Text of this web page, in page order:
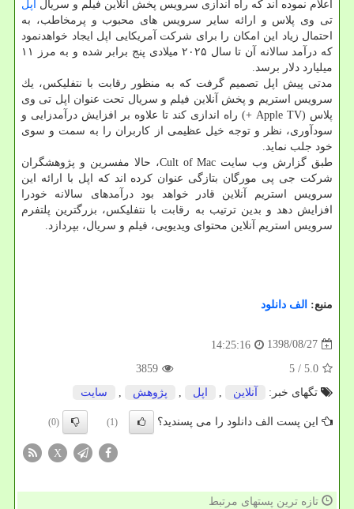
اعلام نموده اند كه راه اندازی سرویس پخش آنلاین فیلم و سریال
اپل
تی وی پلاس و ارائه سایر سرویس های محبوب و پرمخاطب، به
احتمال زیاد این امكان را برای شركت آمریكایی اپل ایجاد خواهدنمود
كه درآمد سالانه آن تا سال ۲۰۲۵ میلادی پنج برابر شده و به مرز ۱۱
میلیارد دلار برسد.
مدتی پیش اپل تصمیم گرفت كه به منظور رقابت با نتفلیكس، یك
سرویس استریم و پخش آنلاین فیلم و سریال تحت عنوان اپل تی وی
پلاس (Apple TV +) راه اندازی كند تا علاوه بر افزایش درآمدزایی و
سودآوری، نظر و توجه خیل عظیمی از كاربران را به سمت و سوی
خود جلب نماید.
طبق گزارش وب سایت Cult of Mac، حالا مفسرین و پژوهشگران
شركت جی پی مورگان بتازگی عنوان كرده اند كه اپل با ارائه این
سرویس استریم آنلاین قادر خواهد بود درآمدهای سالانه خودرا
افزایش دهد و بدین ترتیب به رقابت با نتفلیكس، بزرگترین پلتفرم
سرویس استریم آنلاین محتوای ویدیویی، فیلم و سریال، بپردازد.
منبع: الف دانلود
1398/08/27
14:25:16
5.0
/ 5
3859
تگهای خبر:
آنلاین , اپل , پژوهش , سایت
این پست الف دانلود را می پسندید؟ (1)
(0)
X
تازه ترین پستهای مرتبط